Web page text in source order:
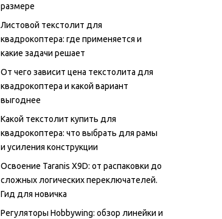
размере
Листовой текстолит для
квадрокоптера: где применяется и
какие задачи решает
От чего зависит цена текстолита для
квадрокоптера и какой вариант
выгоднее
Какой текстолит купить для
квадрокоптера: что выбрать для рамы
и усиления конструкции
Освоение Taranis X9D: от распаковки до
сложных логических переключателей.
Гид для новичка
Регуляторы Hobbywing: обзор линейки и